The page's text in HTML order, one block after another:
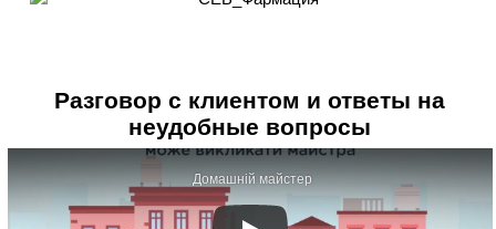
Разговор с клиентом и ответы на
неудобные вопросы
Домашній майстер